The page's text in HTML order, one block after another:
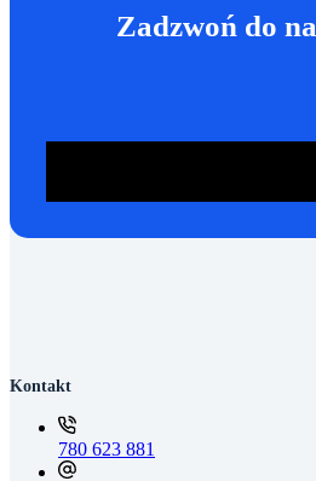
Zadzwoń do
Kontakt
780 623 881